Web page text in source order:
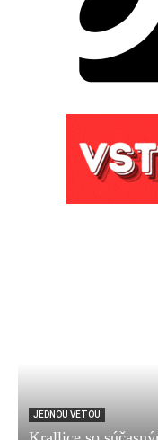
JEDNOU VETOU